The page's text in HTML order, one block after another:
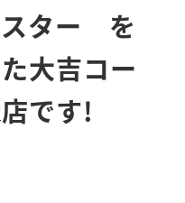
スター を
大吉コー
です!